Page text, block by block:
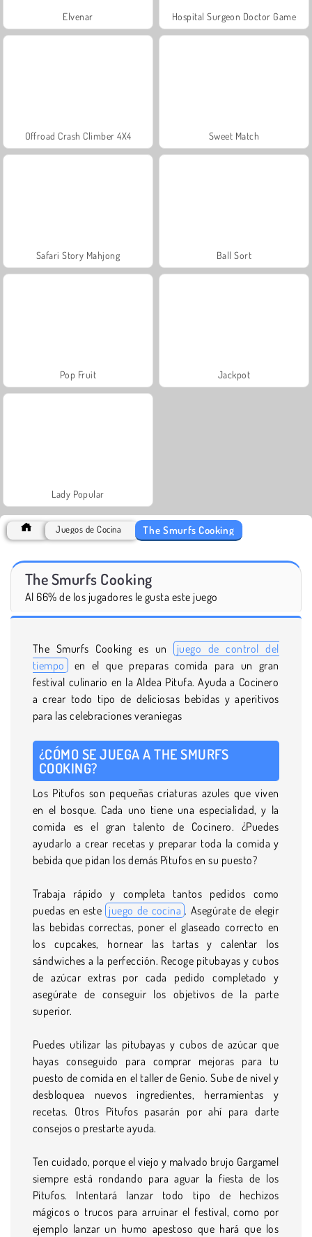
Elvenar Hospital Surgeon Doctor Game
Offroad Crash Climber 4X4 Sweet Match
Safari Story Mahjong Ball Sort
Pop Fruit Jackpot
Lady Popular
Juegos de Cocina The Smurfs Cooking
The Smurfs Cooking
Al 66% de los jugadores le gusta este juego
The Smurfs Cooking es un
juego de control del
tiempo en el que preparas comida para un gran
festival culinario en la Aldea Pitufa. Ayuda a Cocinero
a crear todo tipo de deliciosas bebidas y aperitivos
para las celebraciones veraniegas
¿CÓMO SE JUEGA A THE SMURFS
COOKING?
Los Pitufos son pequeñas criaturas azules que viven
en el bosque. Cada uno tiene una especialidad, y la
comida es el gran talento de Cocinero. ¿Puedes
ayudarlo a crear recetas y preparar toda la comida y
bebida que pidan los demás Pitufos en su puesto?
Trabaja rápido y completa tantos pedidos como
puedas en este juego de cocina . Asegúrate de elegir
las bebidas correctas, poner el glaseado correcto en
los cupcakes, hornear las tartas y calentar los
sándwiches a la perfección. Recoge pitubayas y cubos
de azúcar extras por cada pedido completado y
asegúrate de conseguir los objetivos de la parte
superior.
Puedes utilizar las pitubayas y cubos de azúcar que
hayas conseguido para comprar mejoras para tu
puesto de comida en el taller de Genio. Sube de nivel y
desbloquea nuevos ingredientes, herramientas y
recetas. Otros Pitufos pasarán por ahí para darte
consejos o prestarte ayuda.
Ten cuidado, porque el viejo y malvado brujo Gargamel
siempre está rondando para aguar la fiesta de los
Pitufos. Intentará lanzar todo tipo de hechizos
mágicos o trucos para arruinar el festival, como por
ejemplo lanzar un humo apestoso que hará que los